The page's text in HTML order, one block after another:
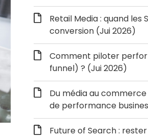
Retail Media : quand
conversion (Jui 2026)
Comment piloter
funnel) ? (Jui 2026)
Du média au
de performance
Future of Search :